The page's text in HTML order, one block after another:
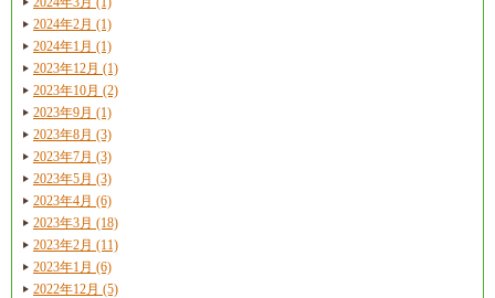
2024年2月 (1)
2024年1月 (1)
2023年12月 (1)
2023年10月 (2)
2023年9月 (1)
2023年8月 (3)
2023年7月 (3)
2023年5月 (3)
2023年4月 (6)
2023年3月 (18)
2023年2月 (11)
2023年1月 (6)
2022年12月 (5)